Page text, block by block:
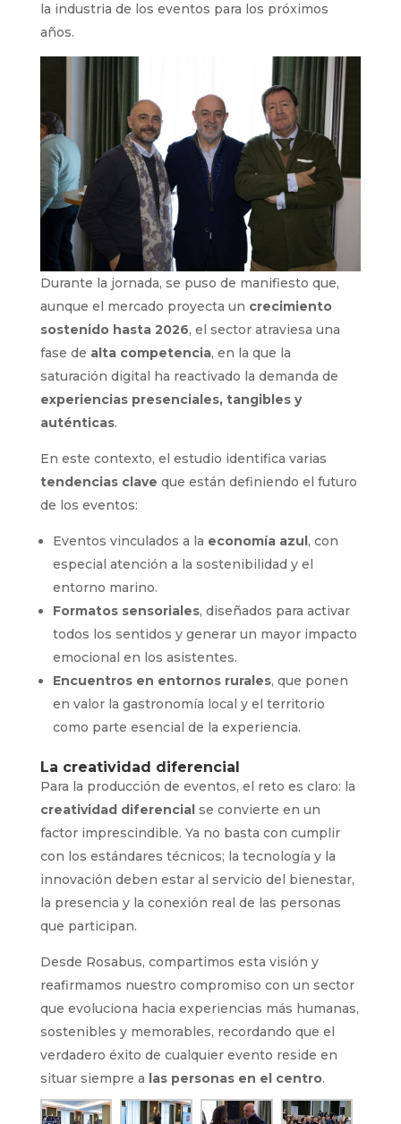
la industria de los eventos para los próximos
años.
Durante la jornada, se puso de manifiesto que,
aunque el mercado proyecta un crecimiento
sostenido hasta 2026, el sector atraviesa una
fase de alta competencia, en la que la
saturación digital ha reactivado la demanda de
experiencias presenciales, tangibles y
auténticas.
En este contexto, el estudio identifica varias
tendencias clave que están definiendo el futuro
de los eventos:
Eventos vinculados a la economía azul, con
especial atención a la sostenibilidad y el
entorno marino.
Formatos sensoriales, diseñados para activar
todos los sentidos y generar un mayor impacto
emocional en los asistentes.
Encuentros en entornos rurales, que ponen
en valor la gastronomía local y el territorio
como parte esencial de la experiencia.
La creatividad diferencial
Para la producción de eventos, el reto es claro: la
creatividad diferencialse convierte en un
factor imprescindible. Ya no basta con cumplir
con los estándares técnicos; la tecnología y la
innovación deben estar al servicio del bienestar,
la presencia y la conexión real de las personas
que participan.
Desde Rosabus, compartimos esta visión y
reafirmamos nuestro compromiso con un sector
que evoluciona hacia experiencias más humanas,
sostenibles y memorables, recordando que el
verdadero éxito de cualquier evento reside en
situar siempre a las personas en el centro.